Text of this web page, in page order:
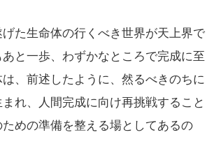
た生命体の行くべき世界が天上界で
と一歩、わずかなところで完成に至
、前述したように、然るべきのちに
れ、人間完成に向け再挑戦すること
めの準備を整える場としてあるの